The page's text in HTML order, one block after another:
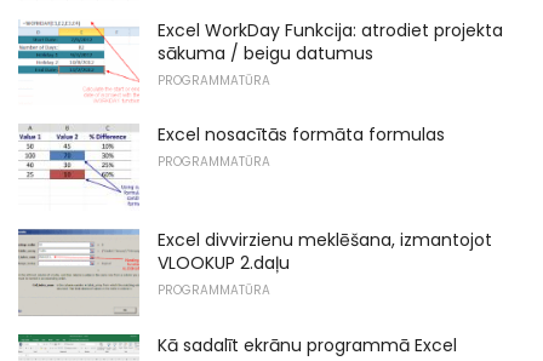
Excel WorkDay Funkcija: atrodiet projekta
sākuma / beigu datumus
PROGRAMMATŪRA
Excel nosacītās formāta formulas
PROGRAMMATŪRA
Excel divvirzienu meklēšana, izmantojot
VLOOKUP 2.daļu
PROGRAMMATŪRA
Kā sadalīt ekrānu programmā Excel